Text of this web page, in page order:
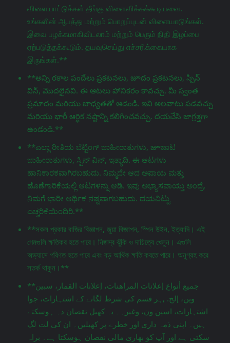
விளையாட்டுக்கள் தீங்கு விளைவிக்கக்கூடியவை.
உங்களின் ஆபத்து மற்றும் பொறுப்புடன் விளையாடுங்கள்.
இவை பழக்கமாகிவிடலாம் மற்றும் பெரும் நிதி இழப்பை
ஏற்படுத்தக்கூடும். தயவுசெய்து எச்சரிக்கையாக
இருங்கள்.**
**అన్ని రకాల పందేలు ప్రకటనలు, జూదం ప్రకటనలు, స్పిన్
విన్, మొదలైనవి. ఈ ఆటలు హానికరం కావచ్చు. మీ స్వంత
ప్రమాదం మరియు బాధ్యతతో ఆడండి. ఇవి అలవాటు పడవచ్చు
మరియు భారీ ఆర్థిక నష్టాన్ని కలిగించవచ్చు. దయచేసి జాగ్రತ್ತగా
ఉండండి.**
**ಎಲ್ಲಾ ರೀತಿಯ ಬೆಟ್ಟಿಂಗ್ ಜಾಹೀರಾತುಗಳು, జూಜಾಟ
ಜಾಹೀರಾತುಗಳು, ಸ್ಪಿನ್ ವಿನ್, ಇತ್ಯಾದಿ. ಈ ಆಟಗಳು
ಹಾನಿಕಾರಕವಾಗಿರಬಹುದು. ನಿಮ್ಮದೇ ಆದ ಅಪಾಯ ಮತ್ತು
ಹೊಣೆಗಾರಿಕೆಯಲ್ಲಿ ಆಟಗಳನ್ನು ಆಡಿ. ಇವು ಅಭ್ಯಾಸವಾಯ್ತು ಅಂದ್ರೆ,
ನಿಮಗೆ ಭಾರೀ ಆರ್ಥಿಕ ನಷ್ಟವಾಗಬಹುದು. ದಯವಿಟ್ಟು
ಎಚ್ಚರಿಕೆಯಿಂದಿರಿ.**
**সকল প্রকার বাজির বিজ্ঞাপন, জুয়া বিজ্ঞাপন, স্পিন উইন, ইত্যাদি। এই
গেমগুলি ক্ষতিকর হতে পারে। নিজস্ব ঝুঁকি ও দায়িত্বে খেলুন। এগুলি
অভ্যাসে পরিণত হতে পারে এবং বড় আর্থিক ক্ষতি করতে পারে। অনুগ্রহ করে
সতর্ক থাকুন।**
**جميع أنواع إعلانات المراهنات، إعلانات القمار، سبين
وين، إلخ. ,ہر قسم کی شرط لگانے کے اشتہارات، جوا
اشتہارات، اسپن ون، وغیرہ۔ یہ کھیل نقصان دہ ہوسکتے
ہیں۔ اپنی ذمہ داری اور خطرے پر کھیلیں۔ ان کی لت لگ
سکتی ہے اور آپ کو بھاری مالی نقصان ہوسکتا ہے۔ براہ